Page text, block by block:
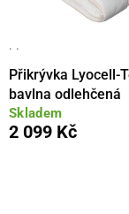
· ·
Přikrývka Lyocell-
bavlna odlehčená
Skladem
2 099 Kč